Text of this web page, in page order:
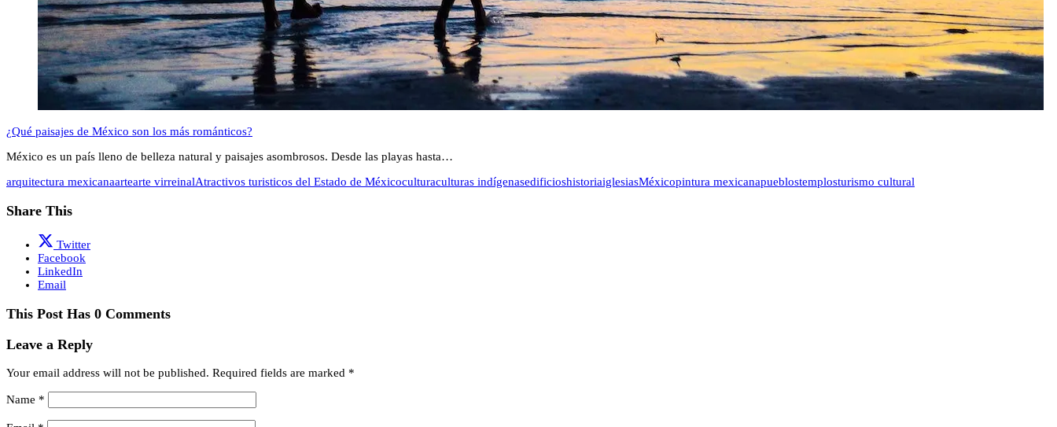
¿Qué paisajes de México son los más románticos?
México es un país lleno de belleza natural y paisajes asombrosos. Desde las playas hasta…
arquitectura mexicanaartearte virreinalAtractivos turisticos del Estado de Méxicoculturaculturas indígenasedificioshistoriaiglesiasMéxicopintura mexicanapueblostemplosturismo cultural
Share This
Twitter
Facebook
LinkedIn
Email
This Post Has 0 Comments
Leave a Reply
Your email address will not be published. Required fields are marked *
Name *